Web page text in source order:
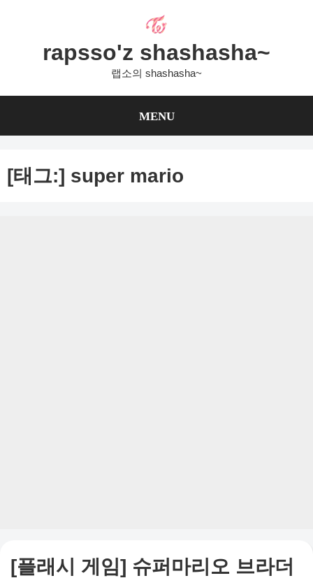
rapsso'z shashasha~
랩소의 shashasha~
MENU
[태그:] super mario
[플래시 게임] 슈퍼마리오 브라더